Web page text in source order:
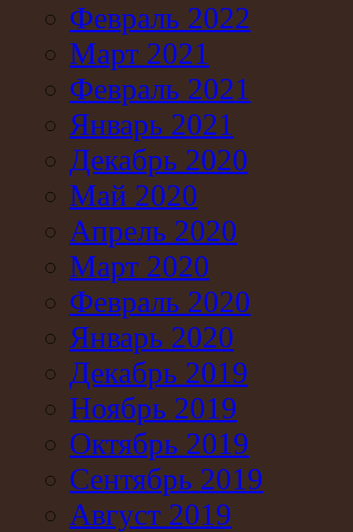
Февраль 2022
Март 2021
Февраль 2021
Январь 2021
Декабрь 2020
Май 2020
Апрель 2020
Март 2020
Февраль 2020
Январь 2020
Декабрь 2019
Ноябрь 2019
Октябрь 2019
Сентябрь 2019
Август 2019